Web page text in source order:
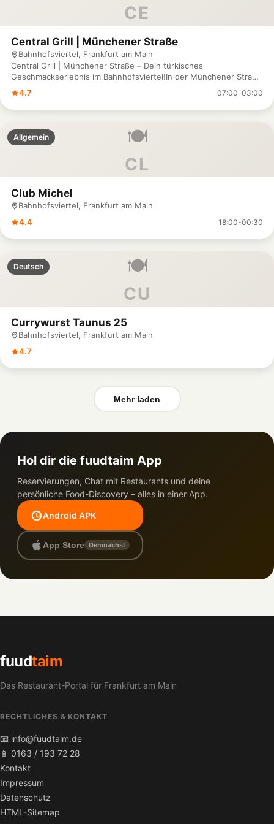
CE
Central Grill | Münchener Straße
Bahnhofsviertel, Frankfurt am Main
Central Grill | Münchener Straße – Dein türkisches
Geschmackserlebnis im Bahnhofsviertel!In der Münchener Straße
17 erwartet dich der Central Grill mit köstlichen türkischen
Spezialitäten, die frisch und mit viel Liebe zubereitet werden. Ob
saftige Kebabs, knusprige Beilagen oder aromatische Gerichte –
Sinne begeistert. Unser einladendes Ambiente und der
freundliche Service machen deinen Besuch zu einem echten
entspanntes Essen mit Freunden – wir sind für dich da. Für
Reservierungen oder Bestellungen erreichst du uns unter 069 /
24 450 041. Komm vorbei und lass dich von der türkischen Küche
auf höchstem Niveau verwöhnen – wir freuen uns auf deinen
Besuch im Central Grill!
4.7 07:00-03:00
🍽️
CL
Allgemein
Club Michel
Bahnhofsviertel, Frankfurt am Main
4.4
18:00-00:30
🍽️
CU
Deutsch
Currywurst Taunus 25
Bahnhofsviertel, Frankfurt am Main
4.7
Mehr laden
Hol dir die fuudtaim App
Reservierungen, Chat mit Restaurants und deine
persönliche Food-Discovery – alles in einer App.
Android APK
App Store Demnächst
fuudtaim
Das Restaurant-Portal für Frankfurt am Main
RECHTLICHES & KONTAKT
📧 info@fuudtaim.de
📱 0163 / 193 72 28
Kontakt
Impressum
Datenschutz
HTML-Sitemap